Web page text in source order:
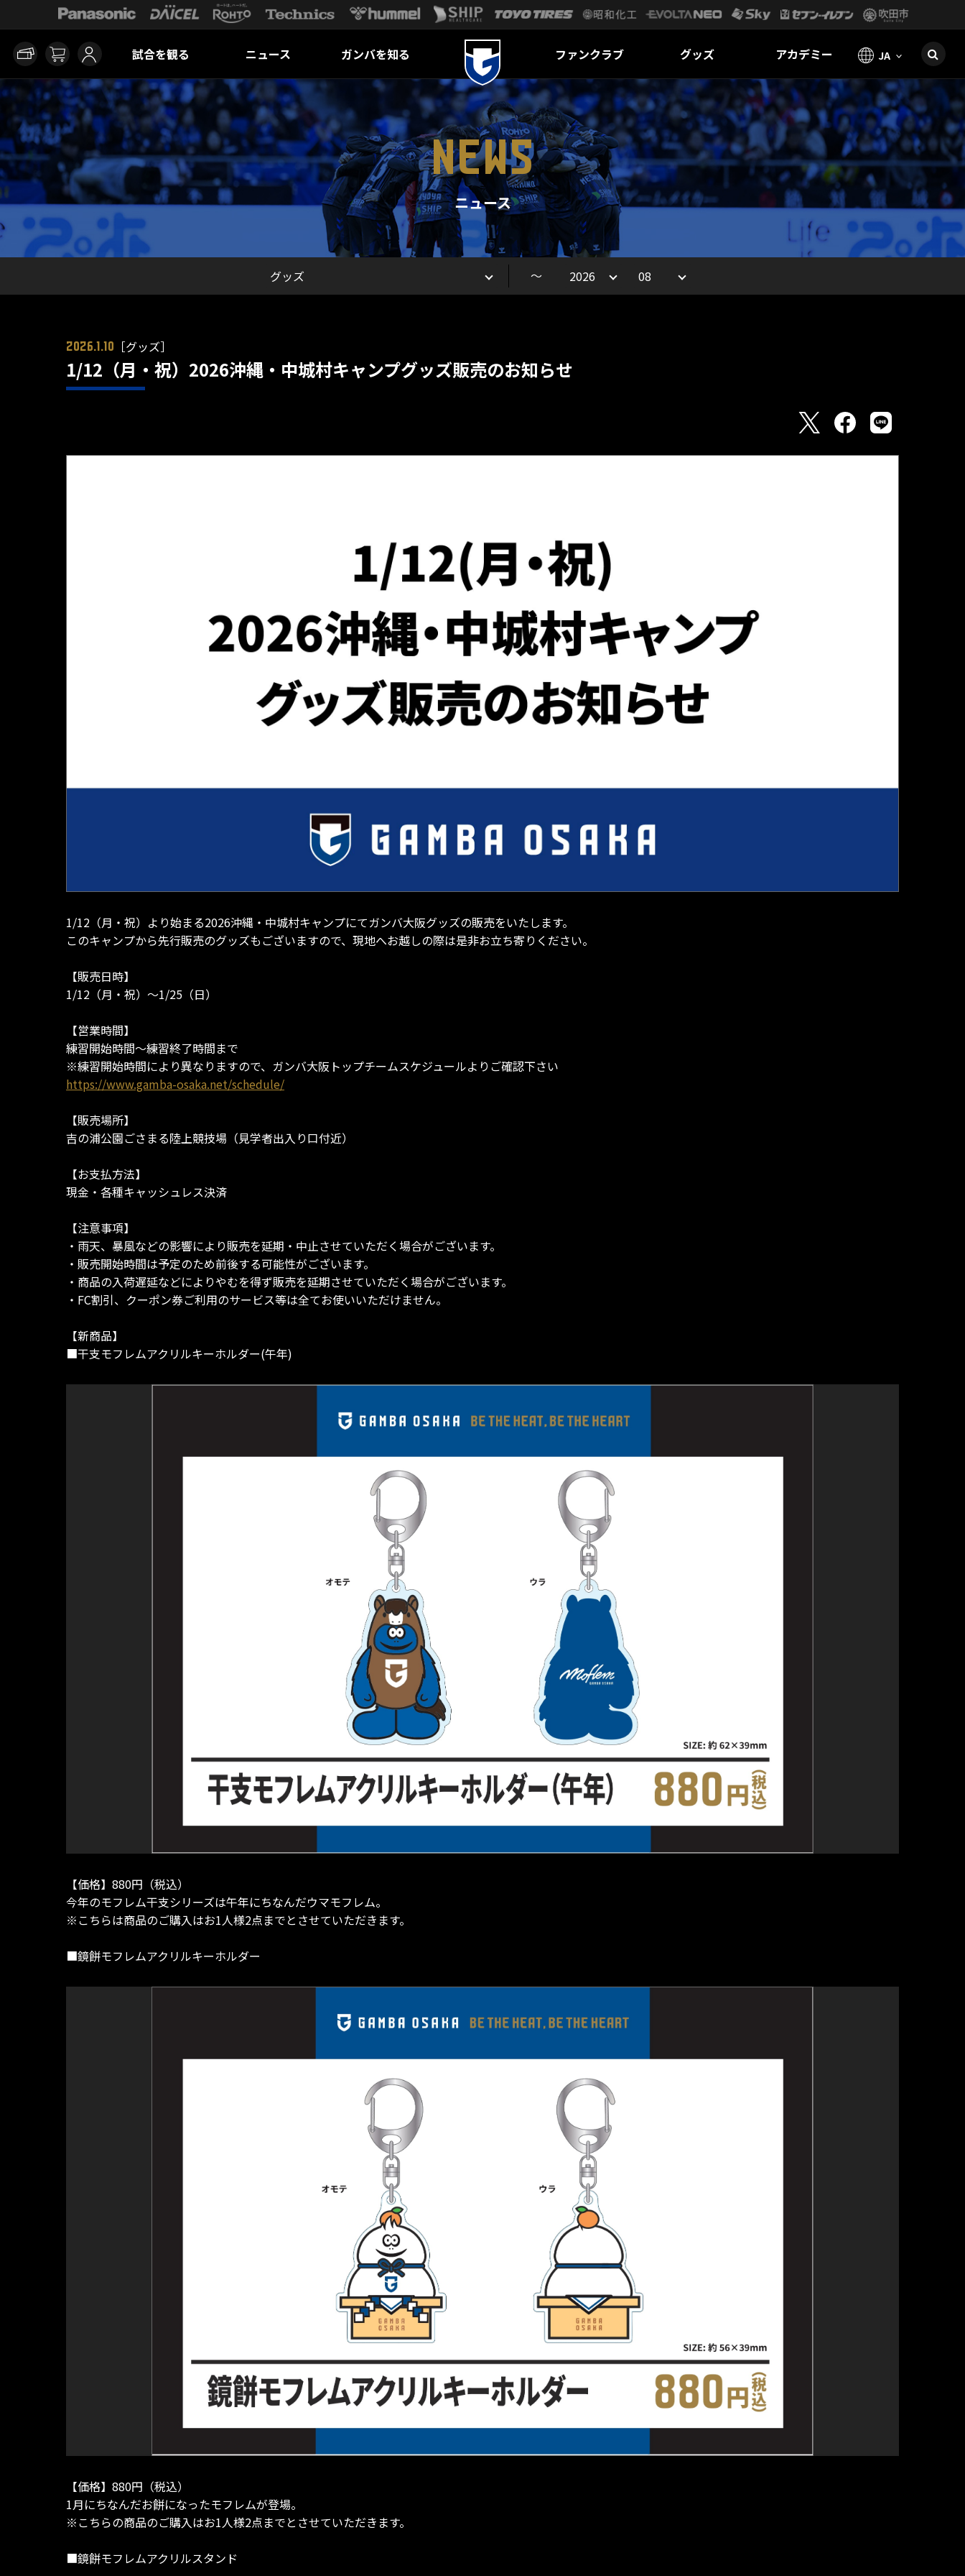
試合を観る ニュース ガンバを知る ファンクラブ グッズ アカデミー JA
NEWS
ニュース
～
2026.1.10 ［グッズ］
1/12（月・祝）2026沖縄・中城村キャンプグッズ販売のお知らせ
1/12（月・祝）より始まる2026沖縄・中城村キャンプにてガンバ大阪グッズの販売をいたします。
このキャンプから先行販売のグッズもございますので、現地へお越しの際は是非お立ち寄りください。
【販売日時】
1/12（月・祝）～1/25（日）
【営業時間】
練習開始時間～練習終了時間まで
※練習開始時間により異なりますので、ガンバ大阪トップチームスケジュールよりご確認下さい
https://www.gamba-osaka.net/schedule/
【販売場所】
吉の浦公園ごさまる陸上競技場（見学者出入り口付近）
【お支払方法】
現金・各種キャッシュレス決済
【注意事項】
・雨天、暴風などの影響により販売を延期・中止させていただく場合がございます。
・販売開始時間は予定のため前後する可能性がございます。
・商品の入荷遅延などによりやむを得ず販売を延期させていただく場合がございます。
・FC割引、クーポン券ご利用のサービス等は全てお使いいただけません。
【新商品】
■干支モフレムアクリルキーホルダー(午年)
【価格】880円（税込）
今年のモフレム干支シリーズは午年にちなんだウマモフレム。
※こちらは商品のご購入はお1人様2点までとさせていただきます。
■鏡餅モフレムアクリルキーホルダー
【価格】880円（税込）
1月にちなんだお餅になったモフレムが登場。
※こちらの商品のご購入はお1人様2点までとさせていただきます。
■鏡餅モフレムアクリルスタンド